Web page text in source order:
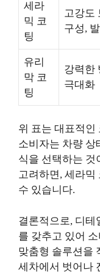
세라
믹 코
팅
고강도
구성,
유리
막 코
팅
강력한
극대화
위 표는 대표적인
소비자는 차량 상
식을 선택하는 것
고려하면, 세라믹
수 있습니다.
결론적으로, 디테
를 갖추고 있어
맞춤형 솔루션을
세차에서 벗어나